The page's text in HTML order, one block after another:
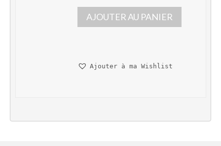
p
r
i
i
é
p
r
i
t
s
AJOUTER AU PANIER
Ajouter à ma Wishlist